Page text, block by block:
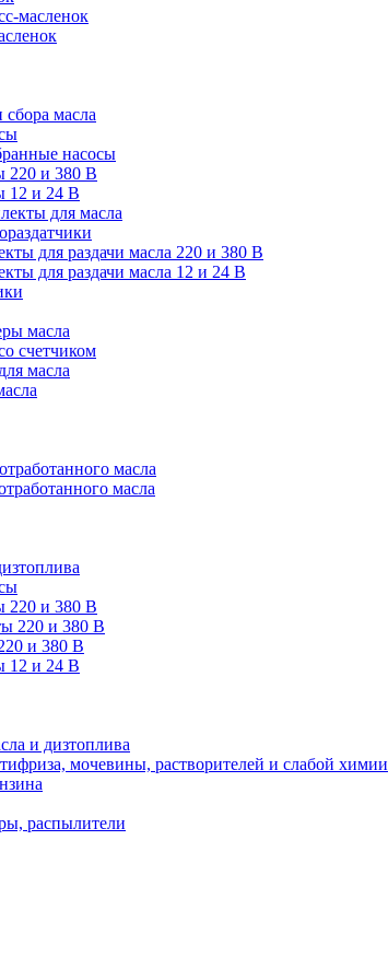
масленок
сбора масла
насосы
220 и 380 В
12 и 24 В
для масла
для раздачи масла 220 и 380 В
для раздачи масла 12 и 24 В
масла
счетчиком
масла
масла
масла
220 и 380 В
220 и 380 В
и 380 В
12 и 24 В
и дизтоплива
мочевины, растворителей и слабой химии
распылители